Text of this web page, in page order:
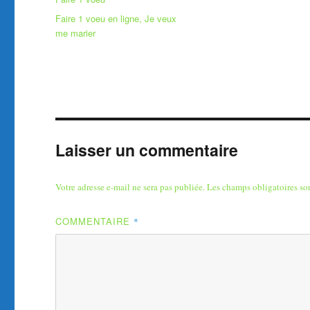
Étiquettes
Faire 1 voeu en ligne,Je veux
me marier
Laisser un commentaire
Votre adresse e-mail ne sera pas publiée.Les champs obligatoires
COMMENTAIRE *